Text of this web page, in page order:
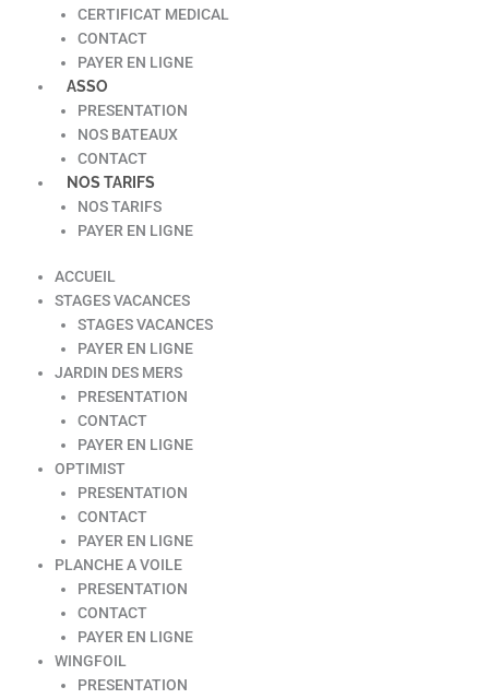
CERTIFICAT MEDICAL
CONTACT
PAYER EN LIGNE
ASSO
PRESENTATION
NOS BATEAUX
CONTACT
NOS TARIFS
NOS TARIFS
PAYER EN LIGNE
ACCUEIL
STAGES VACANCES
STAGES VACANCES
PAYER EN LIGNE
JARDIN DES MERS
PRESENTATION
CONTACT
PAYER EN LIGNE
OPTIMIST
PRESENTATION
CONTACT
PAYER EN LIGNE
PLANCHE A VOILE
PRESENTATION
CONTACT
PAYER EN LIGNE
WINGFOIL
PRESENTATION